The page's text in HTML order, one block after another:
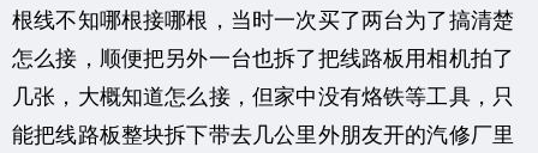
根线不知哪根接哪根，当时一次买了两台为了搞清楚
怎么接，顺便把另外一台也拆了把线路板用相机拍了
几张，大概知道怎么接，但家中没有烙铁等工具，只
能把线路板整块拆下带去几公里外朋友开的汽修厂里